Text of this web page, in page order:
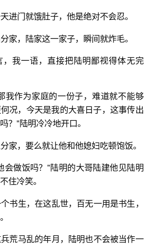
进门就饿肚子，他是绝对不会忍。
家，陆家这一家子，瞬间就炸毛。
，我一语，直接把陆明鄙视得体无完
我作为家庭的一份子，难道就不能够
况，今天是我的大喜日子，这事传出
？”陆明冷冷地开口。
家，要么就让他和他媳妇吃顿饱饭。
会做饭吗？”陆明的大哥陆建他见陆明
住冷笑。
书生，在这乱世，百无一用是书生，
荒马乱的年月，陆明也不会被当作一